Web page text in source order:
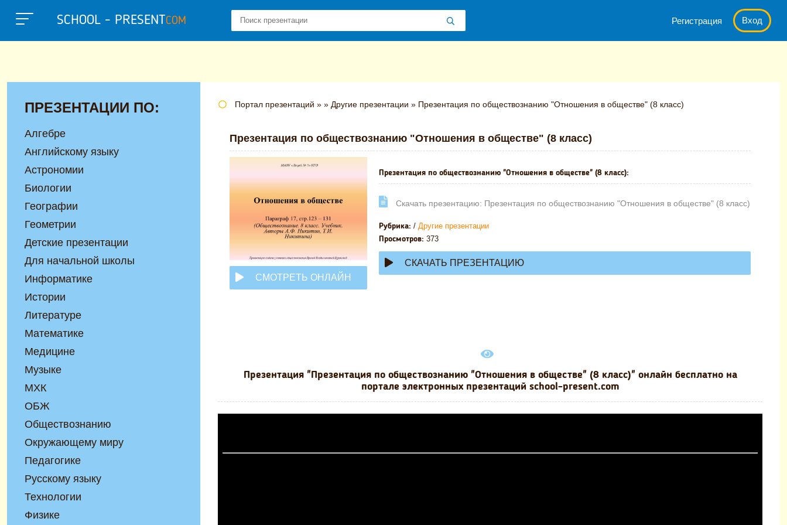
SCHOOL - PRESENTCOM Регистрация Вход
Портал презентаций » » Другие презентации » Презентация по обществознанию "Отношения в обществе" (8 класс)
Презентация по обществознанию "Отношения в обществе" (8 класс)
СМОТРЕТЬ ОНЛАЙН
Презентация по обществознанию "Отношения в обществе" (8 класс):
Cкачать презентацию: Презентация по обществознанию "Отношения в обществе" (8 класс)
Рубрика: / Другие презентации
Просмотров: 373
СКАЧАТЬ ПРЕЗЕНТАЦИЮ
Презентация "Презентация по обществознанию "Отношения в обществе" (8 класс)" онлайн бесплатно на
портале электронных презентаций school-present.com
ПРЕЗЕНТАЦИИ ПО:
Алгебре
Английскому языку
Астрономии
Биологии
Географии
Геометрии
Детские презентации
Для начальной школы
Информатике
Истории
Литературе
Математике
Медицине
Музыке
МХК
ОБЖ
Обществознанию
Окружающему миру
Педагогике
Русскому языку
Технологии
Физике